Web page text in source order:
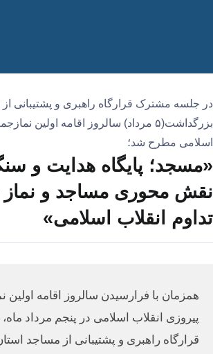
در جلسه مشترک قرارگاه راهبری و پشتیبانی
بزرگداشت(۵ مرداد) سالروز اقامه اولین
اسلامی مطرح شد؛
«مسجد؛ پایگاه هدایت و
نقش محوری مساجد و نماز
تداوم انقلاب اسلامی»
همزمان با فرارسیدن سالروز اقامه اولین
پیروزی انقلاب اسلامی در پنجم مرداد
قرارگاه راهبری و پشتیبانی از مساجد